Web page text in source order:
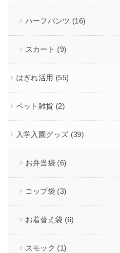
ハーフパンツ (16)
スカート (9)
はぎれ活用 (55)
ペット雑貨 (2)
入学入園グッズ (39)
お弁当袋 (6)
コップ袋 (3)
お着替え袋 (6)
スモック (1)